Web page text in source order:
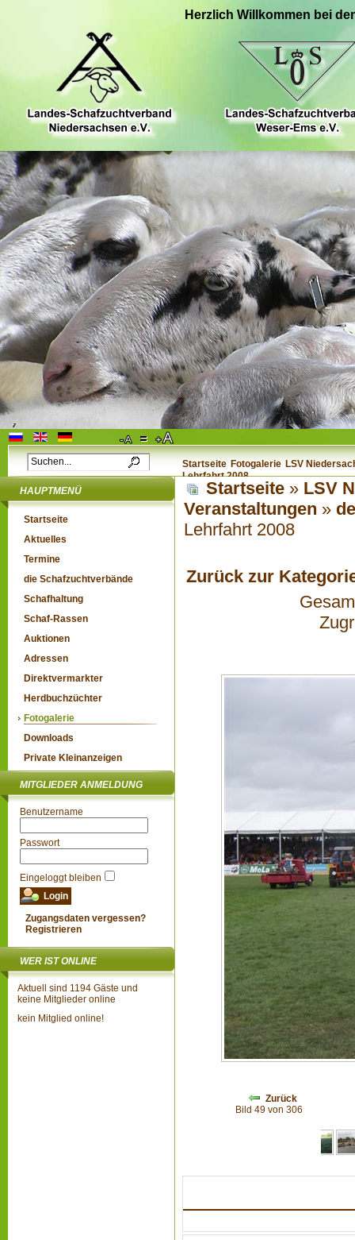
Herzlich Willkommen bei
Startseite Fotogalerie LSV
Lehrfahrt 2008
HAUPTMENÜ
Startseite
Aktuelles
Termine
die Schafzuchtverbände
Schafhaltung
Schaf-Rassen
Auktionen
Adressen
Direktvermarkter
Herdbuchzüchter
Fotogalerie
Downloads
Private Kleinanzeigen
MITGLIEDER ANMELDUNG
Benutzername
Passwort
Eingeloggt bleiben
Zugangsdaten vergessen?
Registrieren
WER IST ONLINE
Aktuell sind 1194 Gäste und
keine Mitglieder online
kein Mitglied online!
Startseite » LSV
Veranstaltungen »
Lehrfahrt 2008
Zurück zur
Zurück
Bild 49 von 306